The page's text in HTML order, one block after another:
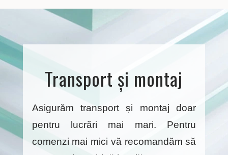
Transport și montaj
Asigurăm transport și montaj doar
pentru lucrări mai mari. Pentru
comenzi mai mici vă recomandăm să